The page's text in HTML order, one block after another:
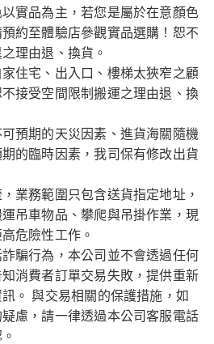
實品為主，若您是屬於在意顏色
約至體驗店參觀實品選購！恕不
理由退、換貨。
住宅、出入口、樓梯太狹窄之顧
接受空間限制搬運之理由退、換
預期的天災因素、進貨海關隨機
的臨時因素，我司保有修改出貨
業務範圍只包含送貨指定地址，
吊車物品、攀爬與吊掛作業，現
危險性工作。
騙行為，本公司並不會透過任何
消費者訂單交易失敗，提供重新
。 與交易相關的保護措施，如
慮，請一律透過本公司客服電話